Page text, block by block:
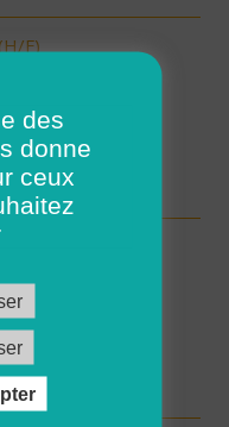
F)
F)
des
donne
ceux